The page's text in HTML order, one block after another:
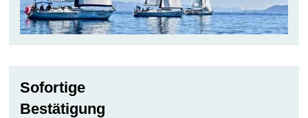
Sofortige
Bestätigung